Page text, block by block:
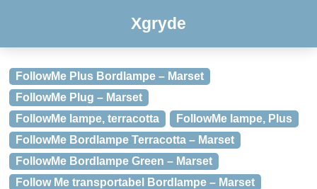
Xgryde
FollowMe Plus Bordlampe – Marset
FollowMe Plug – Marset
FollowMe lampe, terracotta
FollowMe lampe, Plus
FollowMe Bordlampe Terracotta – Marset
FollowMe Bordlampe Green – Marset
Follow Me transportabel Bordlampe – Marset